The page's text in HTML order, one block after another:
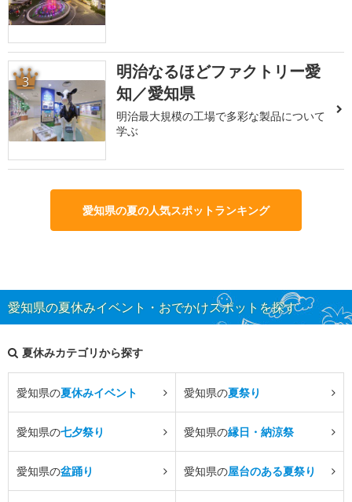
3
明治なるほどファクトリー愛
知／愛知県
明治最大規模の工場で多彩な製品について
学ぶ
愛知県の夏の人気スポットランキング
愛知県の夏休みイベント・おでかけスポットを探す
夏休みカテゴリから探す
愛知県の夏休みイベント 愛知県の夏祭り
愛知県の七夕祭り 愛知県の縁日・納涼祭
愛知県の盆踊り 愛知県の屋台のある夏祭り